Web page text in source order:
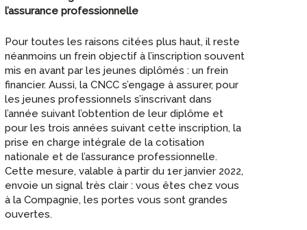
l’assurance professionnelle
Pour toutes les raisons citées plus haut, il reste
néanmoins un frein objectif à l’inscription souvent
mis en avant par les jeunes diplômés : un frein
financier. Aussi, la CNCC s’engage à assurer, pour
les jeunes professionnels s’inscrivant dans
l’année suivant l’obtention de leur diplôme et
pour les trois années suivant cette inscription, la
prise en charge intégrale de la cotisation
nationale et de l’assurance professionnelle.
Cette mesure, valable à partir du 1er janvier 2022,
envoie un signal très clair : vous êtes chez vous
à la Compagnie, les portes vous sont grandes
ouvertes.